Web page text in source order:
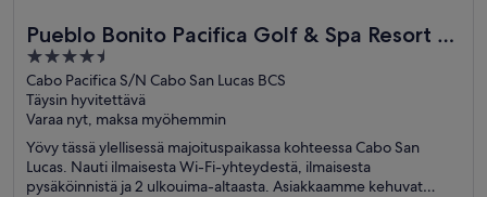
Pueblo Bonito Pacifica Golf & Spa Resort -
All Inclusive-Adult Only
4.5
out
of
5
Cabo Pacifica S/N Cabo San Lucas BCS
Täysin hyvitettävä
Varaa nyt, maksa myöhemmin
Yövy tässä ylellisessä majoituspaikassa kohteessa Cabo San
Lucas. Nauti ilmaisesta Wi-Fi-yhteydestä, ilmaisesta
pysäköinnistä ja 2 ulkouima-altaasta. Asiakkaamme kehuvat